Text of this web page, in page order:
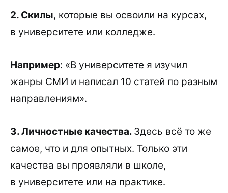
2. Скилы, которые вы освоили на курсах,
в университете или колледже.
Например: «В университете я изучил
жанры CМИ и написал 10 статей по разным
направлениям».
3. Личностные качества. Здесь всё то же
самое, что и для опытных. Только эти
качества вы проявляли в школе,
в университете или на практике.